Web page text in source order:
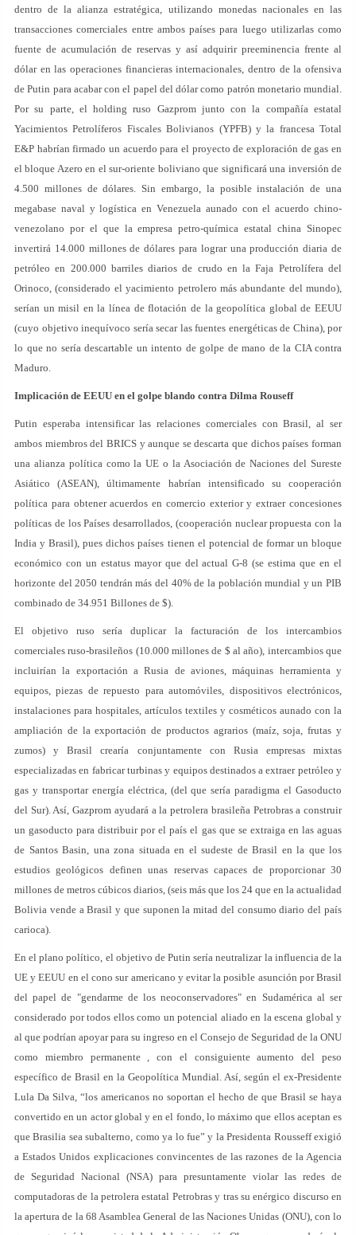
dentro de la alianza estratégica, utilizando monedas nacionales en las
transacciones comerciales entre ambos países para luego utilizarlas como
fuente de acumulación de reservas y así adquirir preeminencia frente al
dólar en las operaciones financieras internacionales, dentro de la ofensiva
de Putin para acabar con el papel del dólar como patrón monetario mundial.
Por su parte, el holding ruso Gazprom junto con la compañía estatal
Yacimientos Petrolíferos Fiscales Bolivianos (YPFB) y la francesa Total
E&P habrían firmado un acuerdo para el proyecto de exploración de gas en
el bloque Azero en el sur-oriente boliviano que significará una inversión de
4.500 millones de dólares. Sin embargo, la posible instalación de una
megabase naval y logística en Venezuela aunado con el acuerdo chino-
venezolano por el que la empresa petro-química estatal china Sinopec
invertirá 14.000 millones de dólares para lograr una producción diaria de
petróleo en 200.000 barriles diarios de crudo en la Faja Petrolífera del
Orinoco, (considerado el yacimiento petrolero más abundante del mundo),
serían un misil en la línea de flotación de la geopolítica global de EEUU
(cuyo objetivo inequívoco sería secar las fuentes energéticas de China), por
lo que no sería descartable un intento de golpe de mano de la CIA contra
Maduro.
Implicación de EEUU en el golpe blando contra Dilma Rouseff
Putin esperaba intensificar las relaciones comerciales con Brasil, al ser
ambos miembros del BRICS y aunque se descarta que dichos países forman
una alianza política como la UE o la Asociación de Naciones del Sureste
Asiático (ASEAN), últimamente habrían intensificado su cooperación
política para obtener acuerdos en comercio exterior y extraer concesiones
políticas de los Países desarrollados, (cooperación nuclear propuesta con la
India y Brasil), pues dichos países tienen el potencial de formar un bloque
económico con un estatus mayor que del actual G-8 (se estima que en el
horizonte del 2050 tendrán más del 40% de la población mundial y un PIB
combinado de 34.951 Billones de $).
El objetivo ruso sería duplicar la facturación de los intercambios
comerciales ruso-brasileños (10.000 millones de $ al año), intercambios que
incluirían la exportación a Rusia de aviones, máquinas herramienta y
equipos, piezas de repuesto para automóviles, dispositivos electrónicos,
instalaciones para hospitales, artículos textiles y cosméticos aunado con la
ampliación de la exportación de productos agrarios (maíz, soja, frutas y
zumos) y Brasil crearía conjuntamente con Rusia empresas mixtas
especializadas en fabricar turbinas y equipos destinados a extraer petróleo y
gas y transportar energía eléctrica, (del que sería paradigma el Gasoducto
del Sur). Así, Gazprom ayudará a la petrolera brasileña Petrobras a construir
un gasoducto para distribuir por el país el gas que se extraiga en las aguas
de Santos Basin, una zona situada en el sudeste de Brasil en la que los
estudios geológicos definen unas reservas capaces de proporcionar 30
millones de metros cúbicos diarios, (seis más que los 24 que en la actualidad
Bolivia vende a Brasil y que suponen la mitad del consumo diario del país
carioca).
En el plano político, el objetivo de Putin sería neutralizar la influencia de la
UE y EEUU en el cono sur americano y evitar la posible asunción por Brasil
del papel de "gendarme de los neoconservadores" en Sudamérica al ser
considerado por todos ellos como un potencial aliado en la escena global y
al que podrían apoyar para su ingreso en el Consejo de Seguridad de la ONU
como miembro permanente , con el consiguiente aumento del peso
específico de Brasil en la Geopolítica Mundial. Así, según el ex-Presidente
Lula Da Silva, “los americanos no soportan el hecho de que Brasil se haya
convertido en un actor global y en el fondo, lo máximo que ellos aceptan es
que Brasilia sea subalterno, como ya lo fue” y la Presidenta Rousseff exigió
a Estados Unidos explicaciones convincentes de las razones de la Agencia
de Seguridad Nacional (NSA) para presuntamente violar las redes de
computadoras de la petrolera estatal Petrobras y tras su enérgico discurso en
la apertura de la 68 Asamblea General de las Naciones Unidas (ONU), con lo